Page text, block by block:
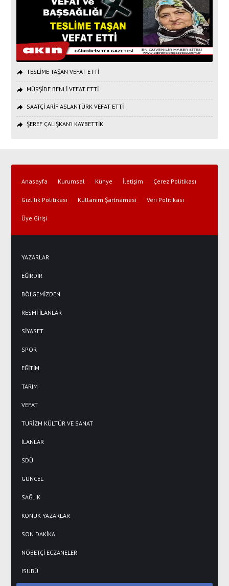
TESLİME TAŞAN VEFAT ETTİ
MÜRŞİDE BENLİ VEFAT ETTİ
SAATÇİ ARİF ASLANTÜRK VEFAT ETTİ
ŞEREF ÇALIŞKAN’I KAYBETTİK
Anasayfa Kurumsal Künye İletişim Çerez Politikası
Gizlilik Politikası Kullanım Şartnamesi Veri Politikası
Üye Girişi
YAZARLAR
EĞİRDİR
BÖLGEMİZDEN
RESMİ İLANLAR
SİYASET
SPOR
EĞİTİM
TARIM
VEFAT
TURİZM KÜLTÜR VE SANAT
İLANLAR
SDÜ
GÜNCEL
SAĞLIK
KONUK YAZARLAR
SON DAKİKA
NÖBETÇİ ECZANELER
ISUBÜ